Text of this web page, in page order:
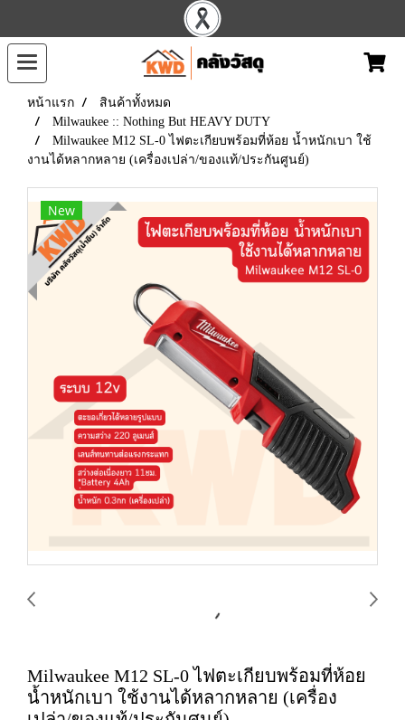
หน้าแรก
สินค้าทั้งหมด
Milwaukee :: Nothing But HEAVY DUTY
Milwaukee M12 SL-0 ไฟตะเกียบพร้อมที่ห้อย น้ำหนักเบา ใช้
งานได้หลากหลาย (เครื่องเปล่า/ของแท้/ประกันศูนย์)
New
Milwaukee M12 SL-0 ไฟตะเกียบพร้อมที่ห้อย
น้ำหนักเบา ใช้งานได้หลากหลาย (เครื่อง